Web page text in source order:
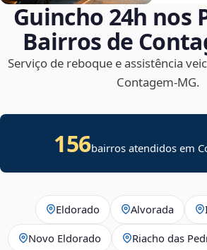
Guincho 24h nos
Bairros de
Serviço de reboque e assistência
Contagem‑MG.
156bairros atendidos em
Eldorado Alvorada
Novo Eldorado Riacho das